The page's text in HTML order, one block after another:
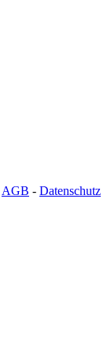
AGB - Datenschutz